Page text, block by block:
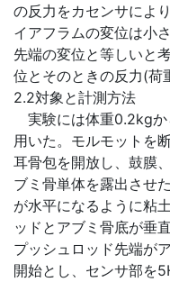
の反力をカセンサによ
イアフラムの変位は小
先端の変位と等しいと
位とそのときの反力(荷
2.2対象と計測方法
実験には体重0.2kgか
用いた。モルモットを
耳骨包を開放し、鼓膜
ブミ骨単体を露出させ
が水平になるように粘
ッドとアブミ骨底が垂
プッシュロッド先端が
開始とし、センサ部を